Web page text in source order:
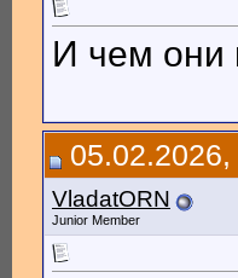
И чем они
VladatORN
Junior Member